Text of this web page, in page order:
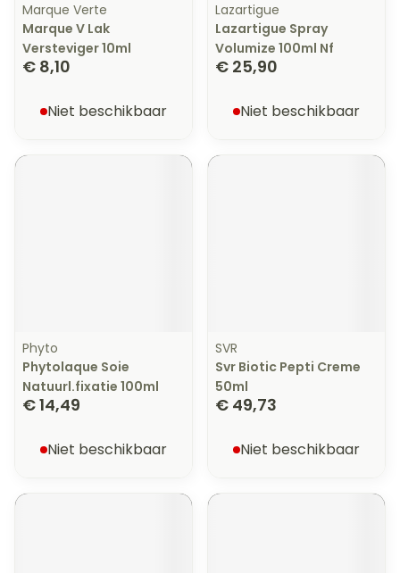
Marque Verte
Marque V Lak
Versteviger 10ml
€ 8,10
Niet beschikbaar
Lazartigue
Lazartigue Spray
Volumize 100ml Nf
€ 25,90
Niet beschikbaar
Phyto
Phytolaque Soie
Natuurl.fixatie 100ml
€ 14,49
Niet beschikbaar
SVR
Svr Biotic Pepti Creme
50ml
€ 49,73
Niet beschikbaar